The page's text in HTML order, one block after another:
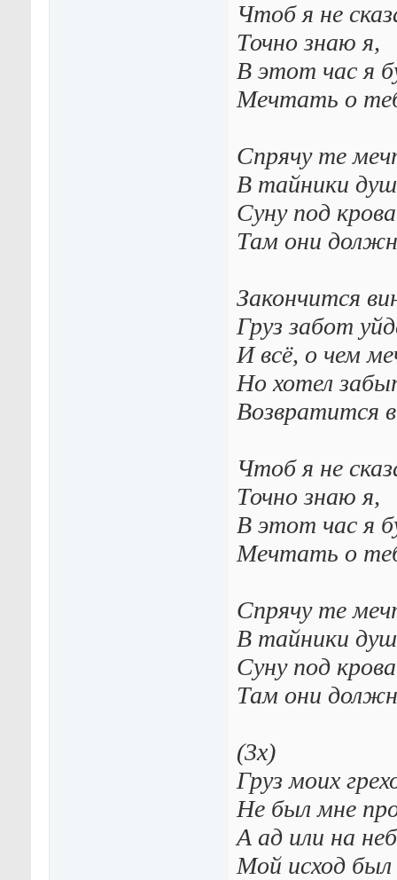
Чтоб я не
Точно знаю я,
В этот час я
Мечтать о
Спрячу те
В тайники
Суну под
Там они
Закончится
Груз забот
И всё, о чем
Но хотел
Возвратится
Чтоб я не
Точно знаю я,
В этот час я
Мечтать о
Спрячу те
В тайники
Суну под
Там они
(3х)
Груз моих
Не был мне
А ад или на
Мой исход